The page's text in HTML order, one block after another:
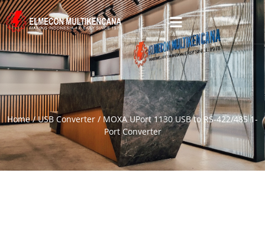
Home/USB Converter / MOXA UPort 1130 USB to RS-422/485 1-
Port Converter